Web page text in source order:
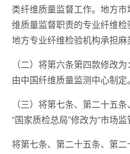
类纤维质量监督工作。地方
维质量监督职责的专业纤维检
地方专业纤维检验机构承担
（二）将第六条第四款修改
由中国纤维质量监测中心制定
（三）将第七条、第二十五
“国家质检总局”修改为“市场监
将第七条、第二十五条、第